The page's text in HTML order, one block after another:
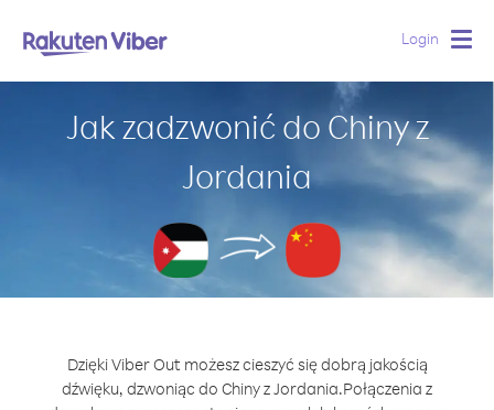
Login
Jak zadzwonić do Chiny z
Jordania
Dzięki Viber Out możesz cieszyć się dobrą jakością
dźwięku, dzwoniąc do Chiny z Jordania.Połączenia z